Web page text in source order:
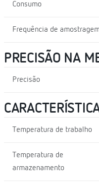
Consumo
Frequência de
PRECISÃO NA
Precisão
Temperatura de trabalho
Temperatura de
armazenamento